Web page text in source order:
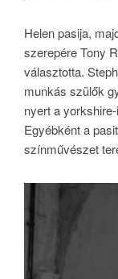
Helen pasija,
szerepére Tony
választotta.
munkás szülők
nyert a
Egyébként a
színművészet